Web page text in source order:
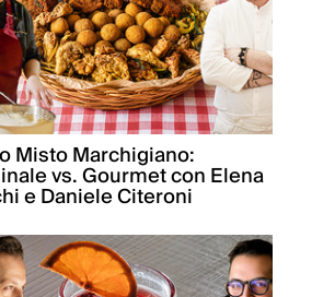
Misto Marchigiano:
vs. Gourmet con Elena
e Daniele Citeroni